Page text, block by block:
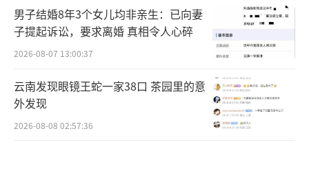
男子结婚8年3个女儿均非亲生：已向妻
子提起诉讼，要求离婚 真相令人心碎
2026-08-07 13:00:37
云南发现眼镜王蛇一家38口 茶园里的意
外发现
2026-08-08 02:57:36